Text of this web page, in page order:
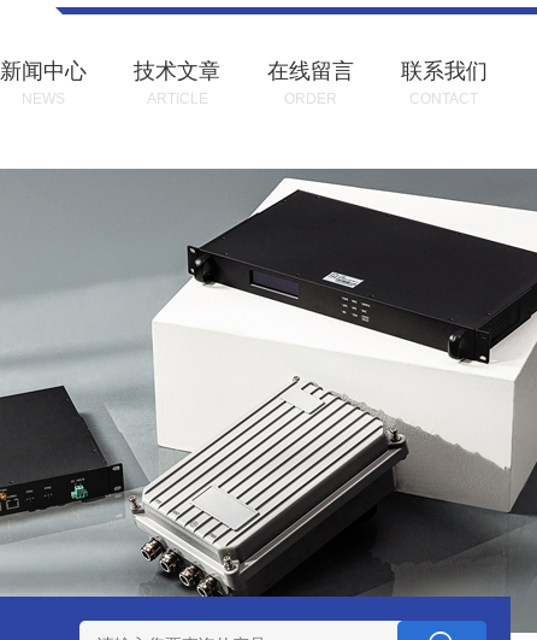
新闻中心
NEWS
技术文章
ARTICLE
在线留言
ORDER
联系我们
CONTACT